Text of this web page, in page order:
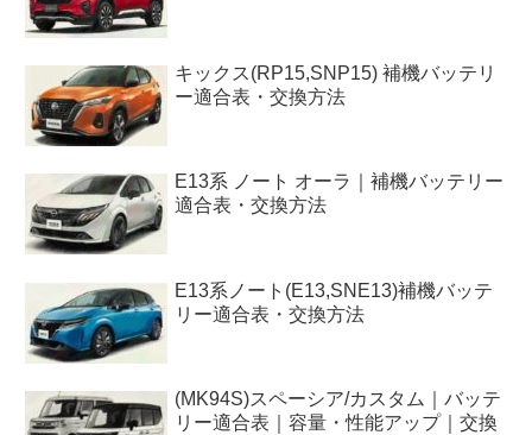
キックス(RP15,SNP15) 補機バッテリ
ー適合表・交換方法
E13系 ノート オーラ｜補機バッテリー
適合表・交換方法
E13系ノート(E13,SNE13)補機バッテ
リー適合表・交換方法
(MK94S)スペーシア/カスタム｜バッテ
リー適合表｜容量・性能アップ｜交換